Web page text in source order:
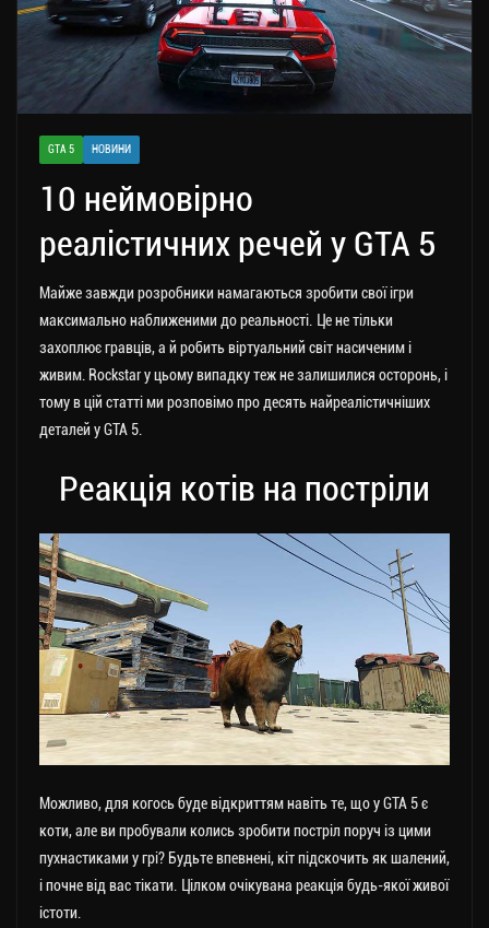
GTA 5 НОВИНИ
10 неймовірно
реалістичних речей у GTA 5
Майже завжди розробники намагаються зробити свої ігри
максимально наближеними до реальності. Це не тільки
захоплює гравців, а й робить віртуальний світ насиченим і
живим. Rockstar у цьому випадку теж не залишилися осторонь, і
тому в цій статті ми розповімо про десять найреалістичніших
деталей у GTA 5.
Реакція котів на постріли
Можливо, для когось буде відкриттям навіть те, що у GTA 5 є
коти, але ви пробували колись зробити постріл поруч із цими
пухнастиками у грі? Будьте впевнені, кіт підскочить як шалений,
і почне від вас тікати. Цілком очікувана реакція будь-якої живої
істоти.